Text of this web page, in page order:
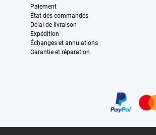
Paiement
État des commandes
Délai de livraison
Expédition
Échanges et annulations
Garantie et réparation